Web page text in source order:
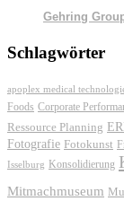
Gehring
Schlagwörter
apoplex medical
Foods Corporate
Ressource Planning
Fotografie Fotokunst
Isselburg Konsolidierung
Mitmachmuseum